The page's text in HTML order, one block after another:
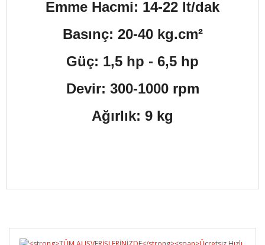
Emme Hacmi: 14-22 lt/dak
Basınç: 20-40 kg.cm²
Güç: 1,5 hp - 6,5 hp
Devir: 300-1000 rpm
Ağırlık: 9 kg
Yorum Yaz